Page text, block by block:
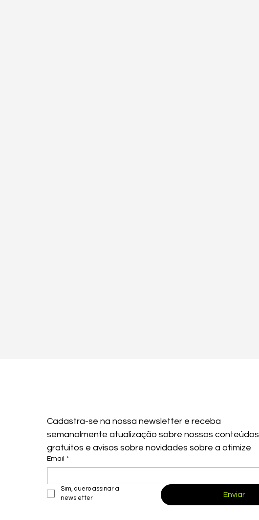
Cadastra-se na nossa newsletter e receba
semanalmente atualização sobre nossos conteúdos
gratuitos e avisos sobre novidades sobre a otimize
Email *
Sim, quero assinar a
newsletter
Enviar